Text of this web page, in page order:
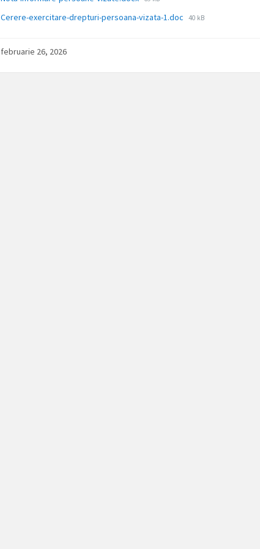
Cerere-exercitare-drepturi-persoana-vizata-1.doc Dimensiune
40 kB
februarie 26, 2026